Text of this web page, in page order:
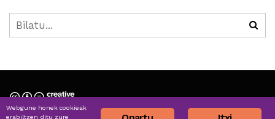
Nortzuk gara » Quiénes somos
Webgune honek cookieak
erabiltzen ditu zure